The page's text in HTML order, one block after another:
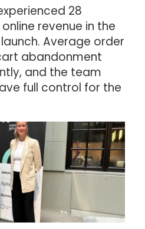
28
revenue in the
Average order
abandonment
and the team
full control for the